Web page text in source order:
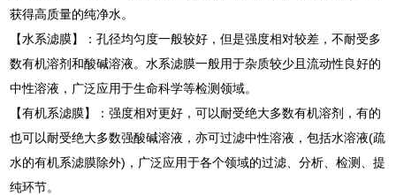
获得高质量的纯净水。
【水系滤膜】：孔径均匀度一般较好，但是强度相对较差，不耐受多
数有机溶剂和酸碱溶液。水系滤膜一般用于杂质较少且流动性良好的
中性溶液，广泛应用于生命科学等检测领域。
【有机系滤膜】：强度相对更好，可以耐受绝大多数有机溶剂，有的
也可以耐受绝大多数强酸碱溶液，亦可过滤中性溶液，包括水溶液(疏
水的有机系滤膜除外)，广泛应用于各个领域的过滤、分析、检测、提
纯环节。